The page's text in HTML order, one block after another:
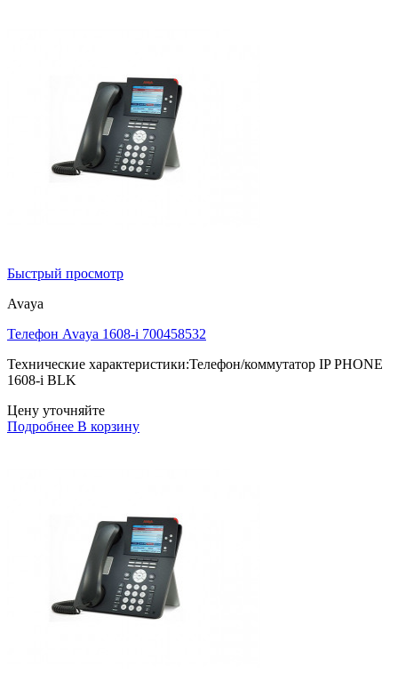
Быстрый просмотр
Avaya
Телефон Avaya 1608-i 700458532
Технические характеристики:Телефон/коммутатор IP PHONE
1608-i BLK
Цену уточняйте
Подробнее В корзину